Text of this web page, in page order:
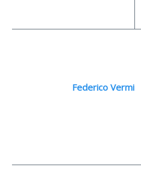
Federico Vermi